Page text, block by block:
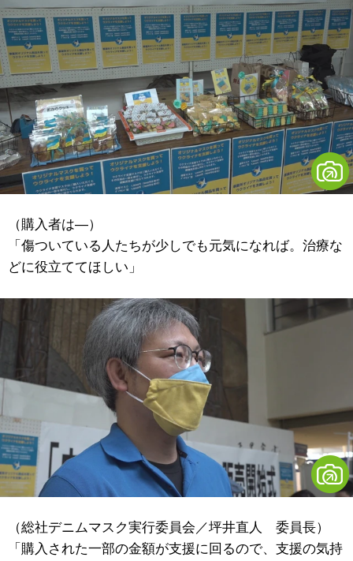
（購入者は―）
「傷ついている人たちが少しでも元気になれば。治療な
どに役立ててほしい」
（総社デニムマスク実行委員会／坪井直人 委員長）
「購入された一部の金額が支援に回るので、支援の気持